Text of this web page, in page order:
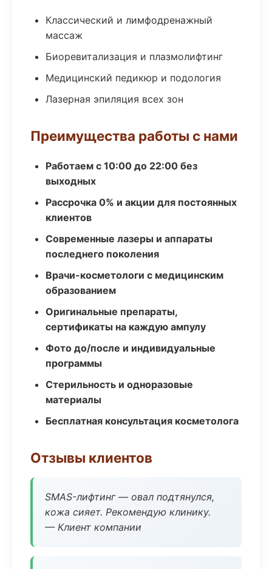
Классический и лимфодренажный
массаж
Биоревитализация и плазмолифтинг
Медицинский педикюр и подология
Лазерная эпиляция всех зон
Преимущества работы с нами
Работаем с 10:00 до 22:00 без
выходных
Рассрочка 0% и акции для постоянных
клиентов
Современные лазеры и аппараты
последнего поколения
Врачи-косметологи с медицинским
образованием
Оригинальные препараты,
сертификаты на каждую ампулу
Фото до/после и индивидуальные
программы
Стерильность и одноразовые
материалы
Бесплатная консультация косметолога
Отзывы клиентов
SMAS-лифтинг — овал подтянулся,
кожа сияет. Рекомендую клинику.
— Клиент компании